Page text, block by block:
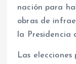
nación para
obras de
la Presidencia
Las elecciones